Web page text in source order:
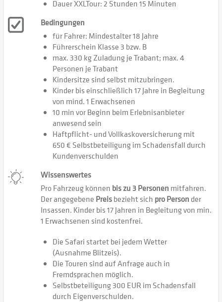
Dauer XXLTour: 2 Stunden 15 Minuten
Bedingungen
für Fahrer: Mindestalter 18 Jahre
Führerschein Klasse 3 bzw. B
max. 330 kg Zuladung je Trabant; max. 4
Personen je Trabant
Kindersitze sind selbst mitzubringen.
Kinder bis einschließlich 17 Jahre in Begleitung
von mind. 1 Erwachsenen
10 min vor Beginn beim Erlebnisanbieter
anwesend sein
Haftpflicht- und Vollkaskoversicherung mit
650 € Selbstbeteiligung im Schadensfall durch
Kundenverschulden
Wissenswertes
Pro Fahrzeug können bis zu 3 Personen mitfahren.
Der angegebene Preisbezieht sich pro Person der
Insassen. Kinder bis 17 Jahren in Begleitung von min.
1 Erwachsenen sind kostenfrei.
Die Safari startet bei jedem Wetter
(Ausnahme Blitzeis).
Die Touren sind auf Anfrage auch in
Fremdsprachen möglich.
Selbstbeteiligung 300 EUR im Schadensfall
durch Eigenverschulden.